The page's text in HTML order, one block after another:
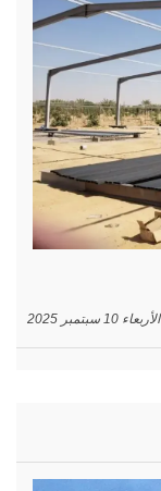
الأربعاء 10 سبتمبر 2025